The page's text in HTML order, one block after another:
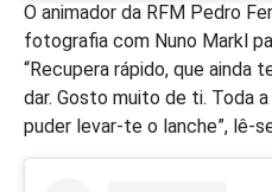
O animador da RFM Pedro
fotografia com Nuno Markl
“Recupera rápido, que ainda
dar. Gosto muito de ti. Toda
puder levar-te o lanche”, lê-